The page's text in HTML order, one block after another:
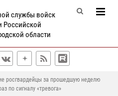
службы войск
Российской
области
росгвардейцы за прошедшую неделю
по сигналу «тревога»